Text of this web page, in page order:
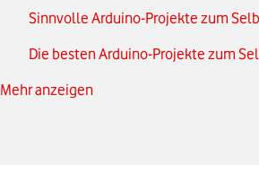
Sinnvolle Arduino-Projekte zum
Die besten Arduino-Projekte zum
Arduino Uno & Micro – welches
Mehr anzeigen